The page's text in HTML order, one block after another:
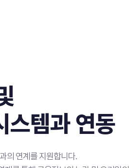
스템과 연동
의 연계를 지원합니다.